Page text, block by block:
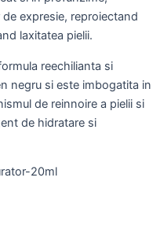
expresie, reproiectand
laxitatea pielii.
reechilianta si
negru si este imbogatita in
de reinnoire a pielii si
de hidratare si
20ml